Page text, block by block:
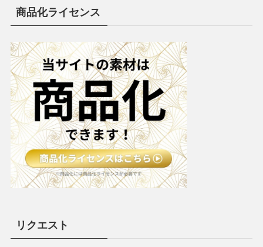
商品化ライセンス
リクエスト